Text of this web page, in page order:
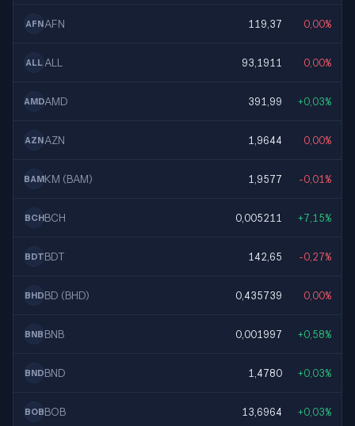
AFNAFN 119,37 0,00%
ALL ALL 93,1911 0,00%
AMDAMD 391,99 +0,03%
AZNAZN 1,9644 0,00%
BAMKM (BAM) 1,9577 -0,01%
BCHBCH 0,005211 +7,15%
BDTBDT 142,65 -0,27%
BHDBD (BHD) 0,435739 0,00%
BNB BNB 0,001997 +0,58%
BNDBND 1,4780 +0,03%
BOBBOB 13,6964 +0,03%